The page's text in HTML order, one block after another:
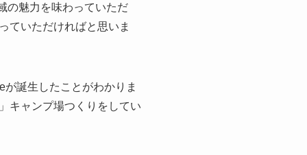
の魅力を味わっていただ
ていただければと思いま
誕生したことがわかりま
キャンプ場つくりをしてい